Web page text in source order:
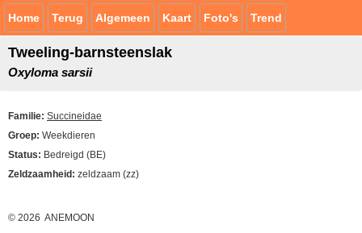
Home Terug Algemeen Kaart Foto's Trend
Tweeling-barnsteenslak
Oxyloma sarsii
Familie: Succineidae
Groep: Weekdieren
Status: Bedreigd (BE)
Zeldzaamheid: zeldzaam (zz)
© 2026 ANEMOON